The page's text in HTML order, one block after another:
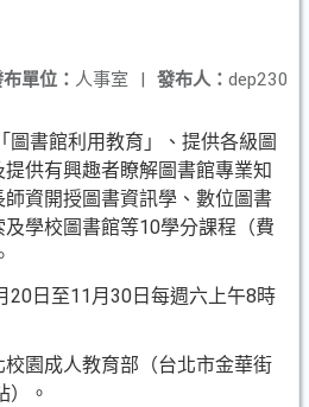
發布人： dep230
單位： 人事室 |
圖書館利用教育」、提供各級圖
供有興趣者瞭解圖書館專業知
資開授圖書資訊學、數位圖書
學校圖書館等10學分課程（費
20日至11月30日每週六上午8時
園成人教育部（台北市金華街
）。